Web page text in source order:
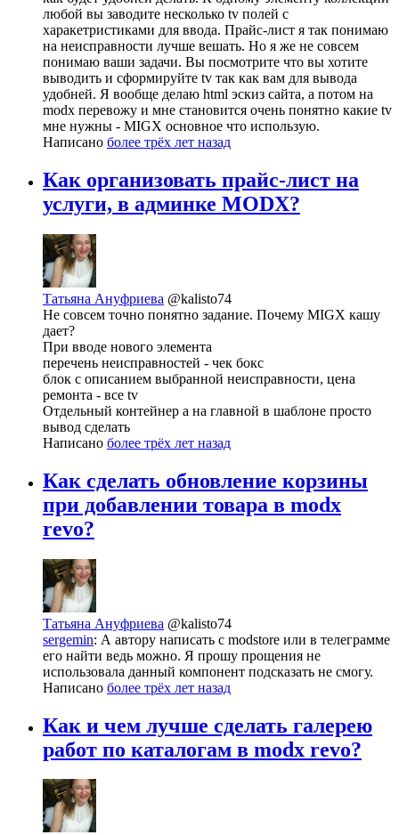
любой вы заводите несколько tv полей с
харакетристиками для ввода. Прайс-лист я так понимаю
на неисправности лучше вешать. Но я же не совсем
понимаю ваши задачи. Вы посмотрите что вы хотите
выводить и сформируйте tv так как вам для вывода
удобней. Я вообще делаю html эскиз сайта, а потом на
modx перевожу и мне становится очень понятно какие tv
мне нужны - MIGX основное что использую.
Написано более трёх лет назад
Как организовать прайс-лист на
услуги, в админке MODX?
Татьяна Ануфриева @kalisto74
Не совсем точно понятно задание. Почему MIGX кашу
дает?
При вводе нового элемента
перечень неисправностей - чек бокс
блок с описанием выбранной неисправности, цена
ремонта - все tv
Отдельный контейнер а на главной в шаблоне просто
вывод сделать
Написано более трёх лет назад
Как сделать обновление корзины
при добавлении товара в modx
revo?
Татьяна Ануфриева @kalisto74
sergemin: А автору написать с modstore или в телеграмме
его найти ведь можно. Я прошу прощения не
использовала данный компонент подсказать не смогу.
Написано более трёх лет назад
Как и чем лучше сделать галерею
работ по каталогам в modx revo?